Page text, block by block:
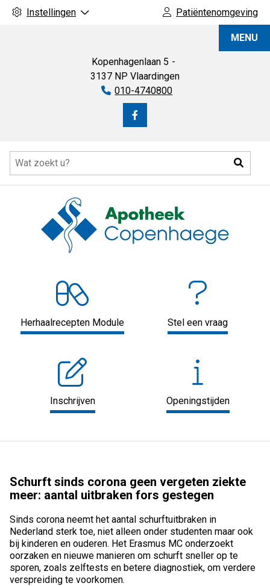
Instellingen Patiëntenomgeving
Kopenhagenlaan 5
3137 NP Vlaardingen
Tel:
010-4740800
Bezoek
facebook
MENU
Herhaalrecepten Module Stel een vraag
Inschrijven Openingstijden
Schurft sinds corona geen vergeten ziekte
meer: aantal uitbraken fors gestegen
Sinds corona neemt het aantal schurftuitbraken in
Nederland sterk toe, niet alleen onder studenten maar ook
bij kinderen en ouderen. Het Erasmus MC onderzoekt
oorzaken en nieuwe manieren om schurft sneller op te
sporen, zoals zelftests en betere diagnostiek, om verdere
verspreiding te voorkomen.